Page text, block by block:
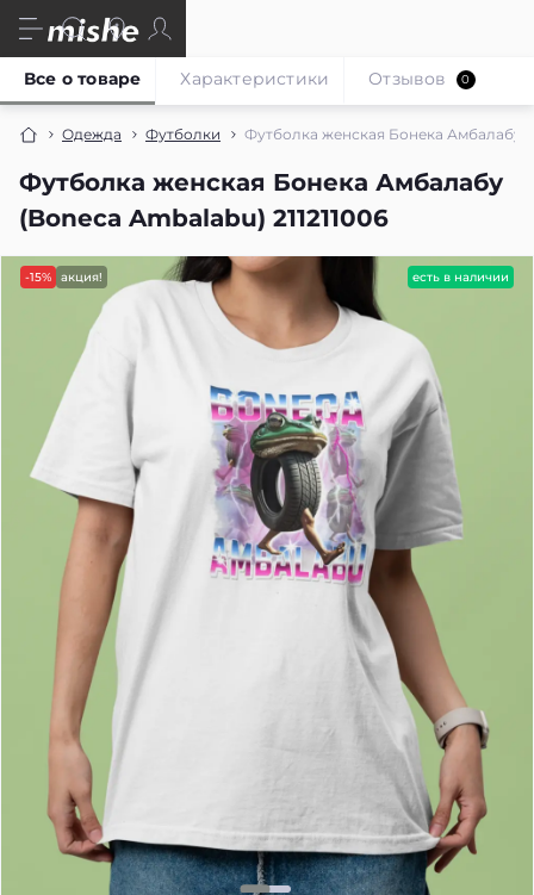
Одежда Футболки Футболка женская Бонека Амбалабу
Футболка женская Бонека Амбалабу
(Boneca Ambalabu) 211211006
Все о товаре Характеристики Отзывов 0
-15% акция! есть в наличии